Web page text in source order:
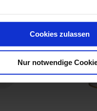
Cookies zulassen
Nur notwendige